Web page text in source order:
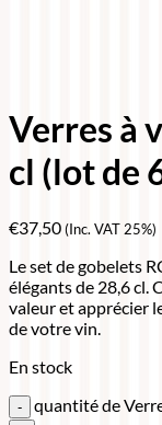
Verres à
cl (lot de
€37,50(Inc. VAT 25%)
Le set de gobelets
élégants de 28,6 cl.
valeur et apprécier
de votre vin.
En stock
quantité de